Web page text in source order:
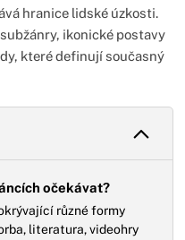
hranice lidské úzkosti.
ikonické postavy
které definují současný
očekávat?
různé formy
literatura, videohry